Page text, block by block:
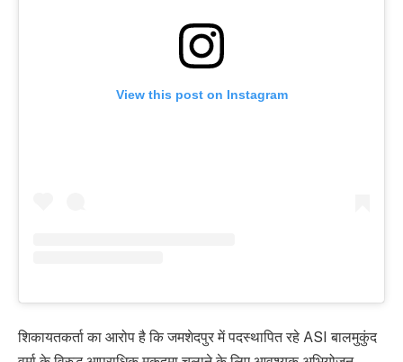
View this post on Instagram
शिकायतकर्ता का आरोप है कि जमशेदपुर में पदस्थापित रहे ASI बालमुकुंद